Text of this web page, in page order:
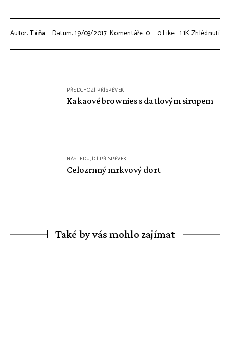
Autor:Táňa Datum: 19/03/2017 Komentáře: 0 0Like 1.1KZhlédnutí
PŘEDCHOZÍ PŘÍSPĚVEK
Kakaové brownies s datlovým sirupem
NÁSLEDUJÍCÍ PŘÍSPĚVEK
Celozrnný mrkvový dort
Také by vás mohlo zajímat